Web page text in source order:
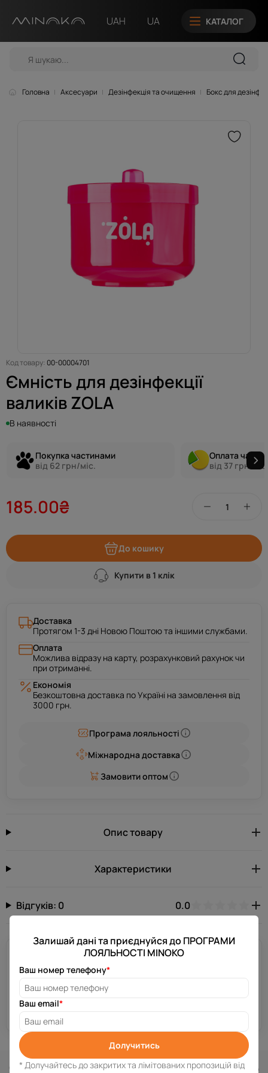
UAH UA КАТАЛОГ
Головна Аксесуари Дезінфекція та очищення Бокс для
Код товару: 00-00004701
Ємність для дезінфекції
валиків ZOLA
В наявності
Покупка частинами
від 62 грн/міс.
Оплата
від 37 грн/міс.
185.00₴
До кошику
Купити в 1 клік
Доставка
Протягом 1-3 дні Новою Поштою та іншими службами.
Оплата
Можлива відразу на карту, розрахунковий рахунок чи
при отриманні.
Економія
Безкоштовна доставка по Україні на замовлення від
3000 грн.
Програма лояльності
Міжнародна доставка
Замовити оптом
Опис товару
Характеристики
Відгуків: 0 0.0
Потрібна допомога?
Залиш свій номер телефону, і ми зв’яжемося з тобою за
Схожі товари
Залишай дані та приєднуйся до ПРОГРАМИ
ЛОЯЛЬНОСТІ MINOKO
Ваш номер телефону*
Ваш email*
Долучитись
* Долучайтесь до закритих та лімітованих пропозицій від